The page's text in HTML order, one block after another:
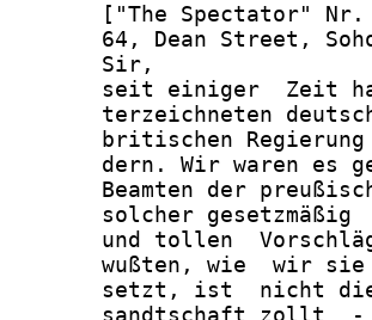
["The Spectator"
64, Dean Street,
       Sir,
seit einiger  Zeit
terzeichneten
britischen
dern. Wir waren es
Beamten der
solcher gesetzmäßig
und tollen
wußten, wie  wir
setzt, ist  nicht
sandtschaft zollt